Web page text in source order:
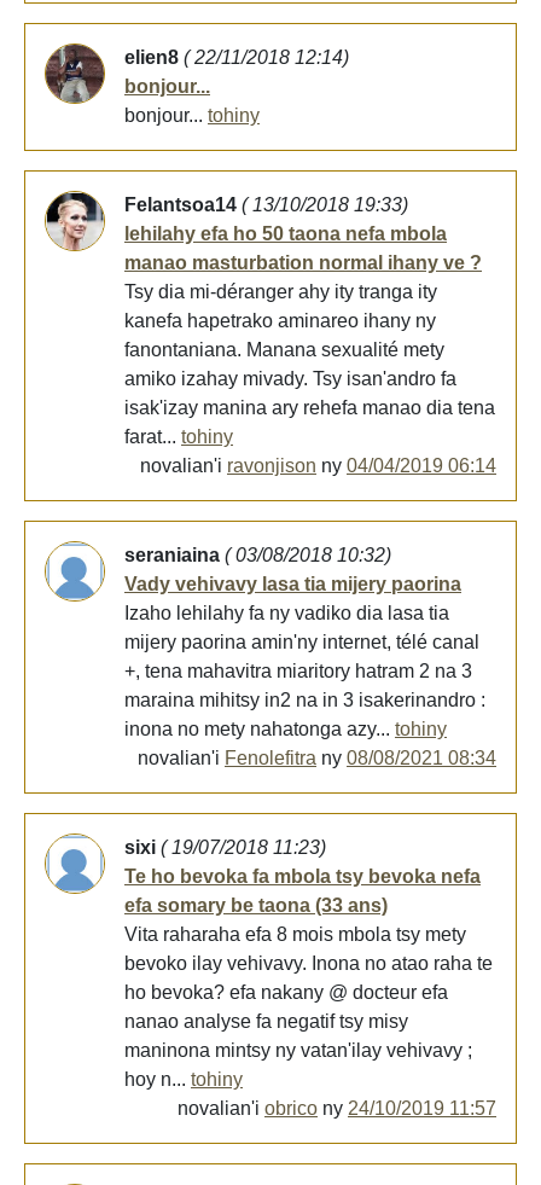
elien8 ( 22/11/2018 12:14)
bonjour...
bonjour... tohiny
Felantsoa14 ( 13/10/2018 19:33)
lehilahy efa ho 50 taona nefa mbola
manao masturbation normal ihany ve ?
Tsy dia mi-déranger ahy ity tranga ity
kanefa hapetrako aminareo ihany ny
fanontaniana. Manana sexualité mety
amiko izahay mivady. Tsy isan'andro fa
isak'izay manina ary rehefa manao dia tena
farat... tohiny
novalian'i ravonjison ny 04/04/2019 06:14
seraniaina ( 03/08/2018 10:32)
Vady vehivavy lasa tia mijery paorina
Izaho lehilahy fa ny vadiko dia lasa tia
mijery paorina amin'ny internet, télé canal
+, tena mahavitra miaritory hatram 2 na 3
maraina mihitsy in2 na in 3 isakerinandro :
inona no mety nahatonga azy... tohiny
novalian'i Fenolefitra ny 08/08/2021 08:34
sixi ( 19/07/2018 11:23)
Te ho bevoka fa mbola tsy bevoka nefa
efa somary be taona (33 ans)
Vita raharaha efa 8 mois mbola tsy mety
bevoko ilay vehivavy. Inona no atao raha te
ho bevoka? efa nakany @ docteur efa
nanao analyse fa negatif tsy misy
maninona mintsy ny vatan'ilay vehivavy ;
hoy n... tohiny
novalian'i obrico ny 24/10/2019 11:57